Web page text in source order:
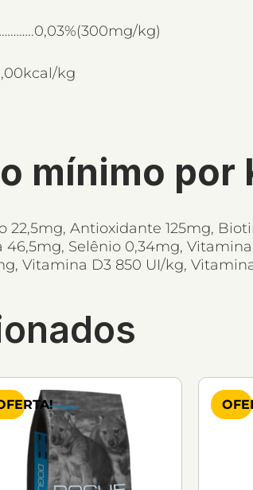
kg)
kg
mínimo por
Antioxidante 125mg,
Selênio 0,34mg,
Vitamina D3 850 UI/kg,